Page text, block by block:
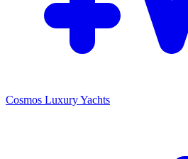
Cosmos Luxury Yachts